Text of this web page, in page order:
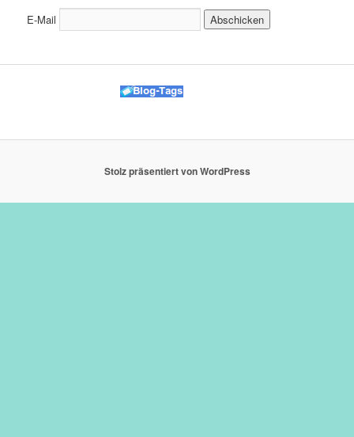
E-Mail
Stolz präsentiert von WordPress